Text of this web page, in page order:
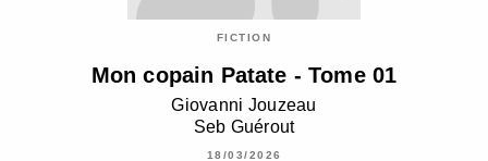
FICTION
Mon copain Patate - Tome 01
Giovanni Jouzeau
Seb Guérout
18/03/2026